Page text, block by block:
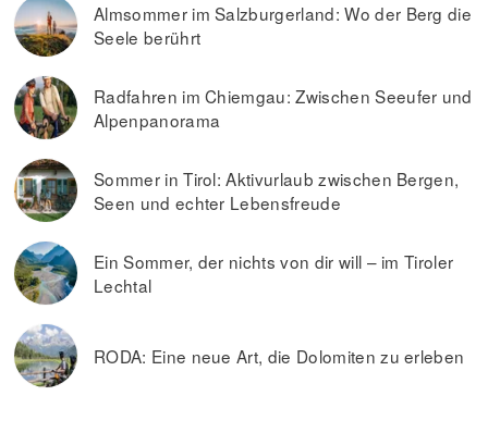
Almsommer im Salzburgerland: Wo der Berg die
Seele berührt
Radfahren im Chiemgau: Zwischen Seeufer und
Alpenpanorama
Sommer in Tirol: Aktivurlaub zwischen Bergen,
Seen und echter Lebensfreude
Ein Sommer, der nichts von dir will – im Tiroler
Lechtal
RODA: Eine neue Art, die Dolomiten zu erleben